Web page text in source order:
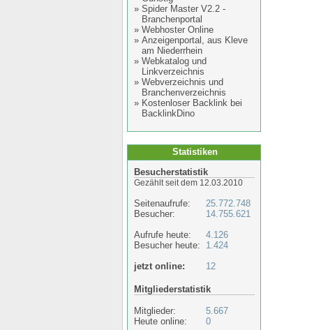
» Spider Master V2.2 -
Branchenportal
» Webhoster Online
» Anzeigenportal, aus Kleve
am Niederrhein
» Webkatalog und
Linkverzeichnis
» Webverzeichnis und
Branchenverzeichnis
» Kostenloser Backlink bei
BacklinkDino
Statistiken
Besucherstatistik
Gezählt seit dem 12.03.2010
Seitenaufrufe:
Besucher:
Aufrufe heute:
Besucher heute:
jetzt online:
25.772.748
14.755.621
4.126
1.424
12
Mitgliederstatistik
Mitglieder:
Heute online:
5.667
0